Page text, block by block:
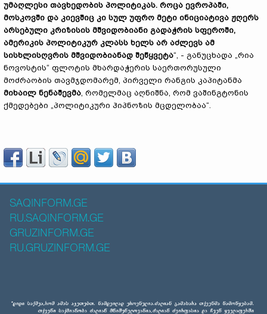
უმაღლესი თავხედობის პოლიტიკას. როცა ევროპაში,
მოსკოვში და კიევშიც კი სულ უფრო მეტი ინიციატივა ჟღერს
არსებული კრიზისის მშვიდობიანი გადაჭრის სფეროში,
ამერიკის პოლიტიკურ კლასს ხელს არ აძლევს ამ
სისხლისღვრის მშვიდობიანად შეწყვეტა“, - განუცხადა „რია
ნოვოსტის“ ფლოტის მხარდაჭერის საერთორუსული
მოძრაობის თავმჯდომარემ, პირველი რანგის კაპიტანმა
მიხაილ ნენაშევმა, რომელმაც აღნიშნა, რომ ვაშინგტონის
ქმედებები „პოლიტიკური ჰიპნოზის მცდელობაა“.
SAQINFORM.GE
RU.SAQINFORM.GE
GRUZINFORM.GE
RU.GRUZINFORM.GE